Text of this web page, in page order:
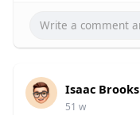
Isaac Brooks
51 w